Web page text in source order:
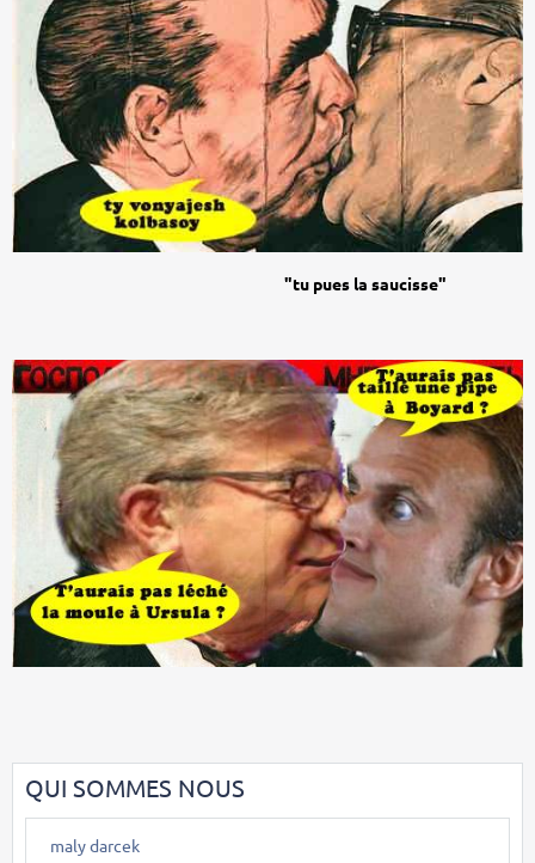
"tu pues la saucisse"
QUI SOMMES NOUS
maly darcek